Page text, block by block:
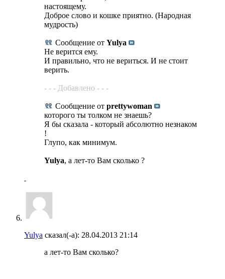
настоящему.
Доброе слово и кошке приятно. (Народная
мудрость)
Сообщение от Yulya
Не верится ему.
И правильно, что не вериться. И не стоит
верить.
- - - Добавлено - - -
Сообщение от prettywoman
которого ты толком не знаешь?
Я бы сказала - который абсолютно незнаком
!
Глупо, как минимум.
Yulya, а лет-то Вам сколько ?
Yulya сказал(-а): 28.04.2013 21:14
а лет-то Вам сколько?